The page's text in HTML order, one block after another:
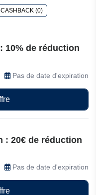
CASHBACK (0)
10% de réduction
sur une sélection
Pas de date d'expiration
: 20€ de réduction
de réduction sur une
Pas de date d'expiration